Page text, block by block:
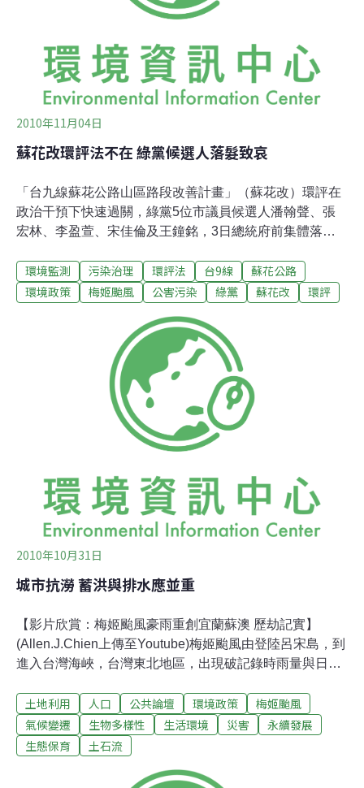
交集的公民參與是假參與
2010年11月04日
蘇花改環評法不在 綠黨候選人落髮致哀
「台九線蘇花公路山區路段改善計畫」（蘇花改）環評在
政治干預下快速過關，綠黨5位市議員候選人潘翰聲、張
宏林、李盈萱、宋佳倫及王鐘銘，3日總統府前集體落
成地質調查即快速通過，埋下不定期炸彈，呼籲即將召開
的環評大會將蘇花改退回專案小組審慎處理。民代與行政
委員的壓力」綠黨發言人潘翰聲說，環評委員既要為後代
子孫負責，又要面對政治人物操弄干預的壓力，更加煎
熬。蘇花改1日通過專案小組審查創下重大開發案環評審
查最快速度，即使開發單位尚未完成地質調查，以及回應
當地民眾、環團提出的疑慮，花蓮縣長傅崐萁、民意代表
以及民眾數千人卻於環評場外叫囂，言論尺度毫無節制，
執意環委必須於當日通過審查。潘翰聲表示，環評審查會
場，將場外民眾的壓力帶進會場，干預環評審查。潘翰聲
質疑，
環境監測 污染治理 環評法 台9線
蘇花公路
環境政策
梅姬颱風 公害污染 綠黨 蘇花改 環評
2010年10月31日
城市抗澇 蓄洪與排水應並重
【影片欣賞：梅姬颱風豪雨重創宜蘭蘇澳 歷劫記實】
(Allen.J.Chien上傳至Youtube)梅姬颱風由登陸呂宋島，到
進入台灣海峽，台灣東北地區，出現破記錄時雨量與日累
在基隆與汐止造成瞬間大雨與淹水，輕易出現「超大豪
雨」。如今再加上颱風外圍環流加持，破記錄降雨，其實
已是有跡可循。山區豪雨，出現土石流、洪水、大量漂流
木，造成山區嚴重災情與人員困守。這樣的情景，對於台
灣人已是習以為常。事實是：山區的住民持續在減少，人
土地利用 人口 公共論壇 環境政策
梅姬颱風
氣候變遷
生物多樣性 生活環境 災害
永續發展
生態保育
土石流